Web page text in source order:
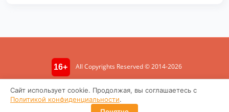
16+
All Copyrights Reserved © 2014-2026
медицинской консультацией.
Политика конфиденциальности
Сайт использует cookie. Продолжая, вы соглашаетесь с
Политикой конфиденциальности.